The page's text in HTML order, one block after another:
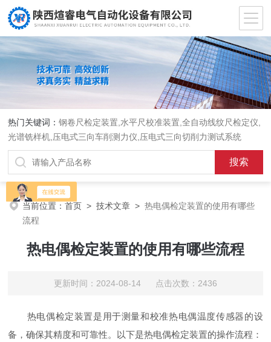
热门关键词：钢卷尺检定装置,水平尺校准装置,全自动线纹尺检定仪,
光谱铣样机,压电式三向车削测力仪,压电式三向切削力测试系统
当前位置：首页 >技术文章 >热电偶检定装置的使用有哪些
流程
热电偶检定装置的使用有哪些流程
更新时间：2024-08-14 点击次数：2436
热电偶检定装置是用于测量和校准热电偶温度传感器的设
备，确保其精度和可靠性。以下是热电偶检定装置的操作流程：